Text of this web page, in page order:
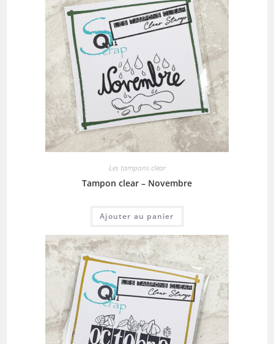
Les tampons clear
Tampon clear – Novembre
Ajouter au panier